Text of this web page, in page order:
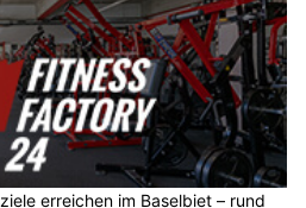
erreichen im Baselbiet – rund